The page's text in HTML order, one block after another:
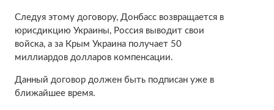
Следуя этому договору, Донбасс возвращается в
юрисдикцию Украины, Россия выводит свои
войска, а за Крым Украина получает 50
миллиардов долларов компенсации.
Данный договор должен быть подписан уже в
ближайшее время.